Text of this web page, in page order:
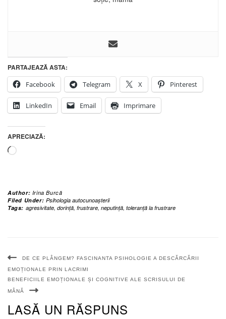
PARTAJEAZĂ ASTA:
Facebook
Telegram X Pinterest
LinkedIn Email Imprimare
APRECIAZĂ:
Încarc...
Author: Irina Burcă
Filed Under: Psihologia autocunoașterii
Tags: agresivitate, dorință, frustrare, neputință, toleranță la frustrare
DE CE PLÂNGEM? FASCINANTA PSIHOLOGIE A DESCĂRCĂRII
EMOȚIONALE PRIN LACRIMI
BENEFICIILE EMOȚIONALE ȘI COGNITIVE ALE SCRISULUI DE
MÂNĂ
LASĂ UN RĂSPUNS